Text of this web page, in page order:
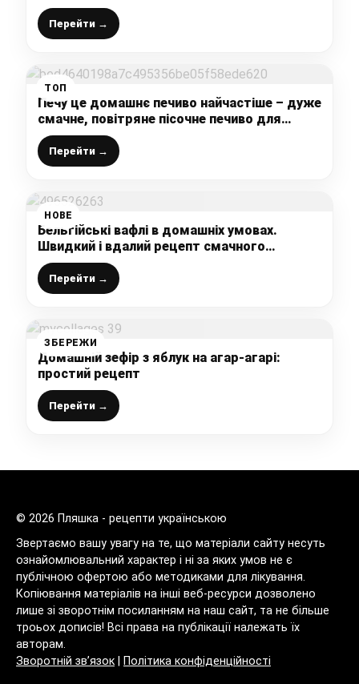
Перейти →
ТОП
Печу це домашнє печиво найчастіше – дуже
смачне, повітряне пісочне печиво для
домашнього чаювання
Перейти →
НОВЕ
Бельгійські вафлі в домашніх умовах.
Швидкий і вдалий рецепт смачного
десерту, з яким впорається кожен
Перейти →
ЗБЕРЕЖИ
Домашній зефір з яблук на агар-агарі:
простий рецепт
Перейти →
© 2026 Пляшка - рецепти українською
Звертаємо вашу увагу на те, що матеріали сайту несуть
ознайомлювальний характер і ні за яких умов не є
публічною офертою або методиками для лікування.
Копіювання матеріалів на інші веб-ресурси дозволено
лише зі зворотнім посиланням на наш сайт, та не більше
троьох дописів! Всі права на публікації належать їх
авторам.
Зворотній зв’язок
Політика конфіденційності